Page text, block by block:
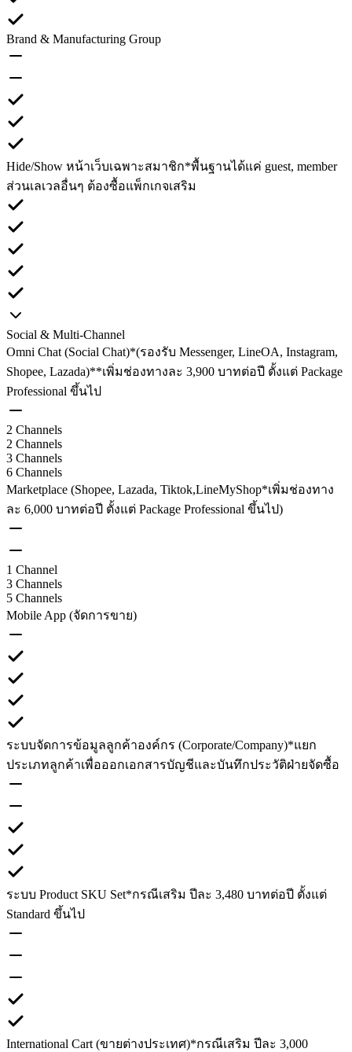
Brand & Manufacturing Group
Hide/Show หน้าเว็บเฉพาะสมาชิก*พื้นฐานได้แค่ guest, member
ส่วนเลเวลอื่นๆ ต้องซื้อแพ็กเกจเสริม
Social & Multi-Channel
Omni Chat (Social Chat)*(รองรับ Messenger, LineOA, Instagram,
Shopee, Lazada)**เพิ่มช่องทางละ 3,900 บาทต่อปี ตั้งแต่ Package
Professional ขึ้นไป
2 Channels
2 Channels
3 Channels
6 Channels
Marketplace (Shopee, Lazada, Tiktok,LineMyShop*เพิ่มช่องทาง
ละ 6,000 บาทต่อปี ตั้งแต่ Package Professional ขึ้นไป)
1 Channel
3 Channels
5 Channels
Mobile App (จัดการขาย)
ระบบจัดการข้อมูลลูกค้าองค์กร (Corporate/Company)*แยก
ประเภทลูกค้าเพื่อออกเอกสารบัญชีและบันทึกประวัติฝ่ายจัดซื้อ
ระบบ Product SKU Set*กรณีเสริม ปีละ 3,480 บาทต่อปี ตั้งแต่
Standard ขึ้นไป
International Cart (ขายต่างประเทศ)*กรณีเสริม ปีละ 3,000